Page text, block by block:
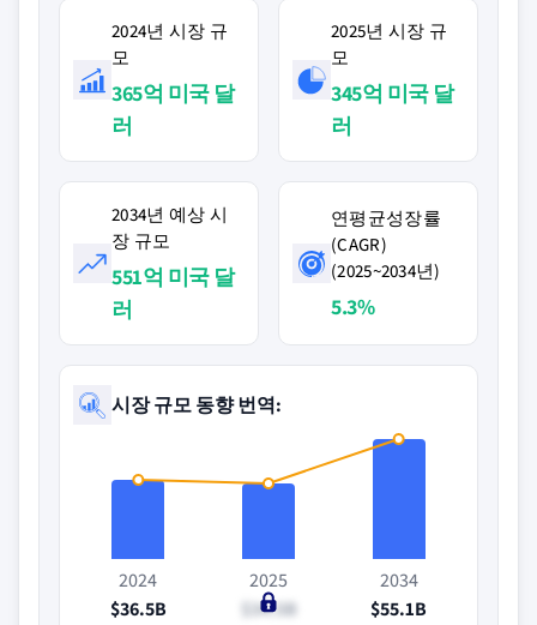
2024년 시장 규
모
365억 미국 달
러
2025년 시장 규
모
345억 미국 달
러
2034년 예상 시
장 규모
551억 미국 달
러
연평균성장률
(CAGR)
(2025~2034년)
5.3%
시장 규모 동향 번역:
2024
$36.5B
2025
$34.5B
2034
$55.1B